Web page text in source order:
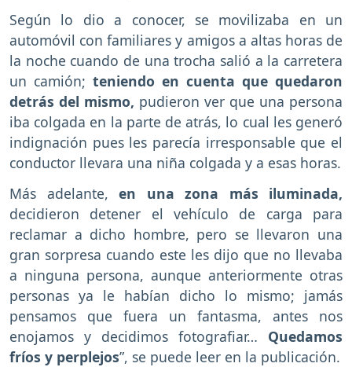
Según lo dio a conocer, se movilizaba en un
automóvil con familiares y amigos a altas horas de
la noche cuando de una trocha salió a la carretera
un camión; teniendo en cuenta que quedaron
detrás del mismo, pudieron ver que una persona
iba colgada en la parte de atrás, lo cual les generó
indignación pues les parecía irresponsable que el
conductor llevara una niña colgada y a esas horas.
Más adelante, en una zona más iluminada,
decidieron detener el vehículo de carga para
reclamar a dicho hombre, pero se llevaron una
gran sorpresa cuando este les dijo que no llevaba
a ninguna persona, aunque anteriormente otras
personas ya le habían dicho lo mismo; jamás
pensamos que fuera un fantasma, antes nos
enojamos y decidimos fotografiar… Quedamos
fríos y perplejos”, se puede leer en la publicación.